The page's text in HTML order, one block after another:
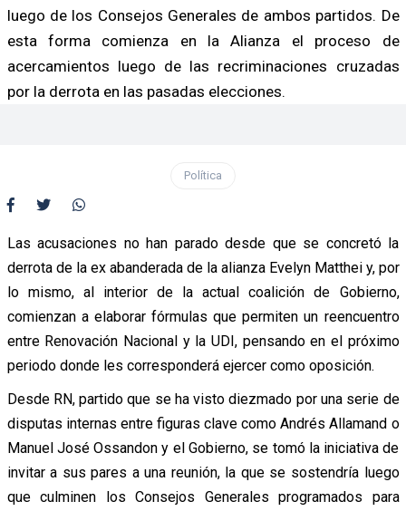
luego de los Consejos Generales de ambos partidos. De
esta forma comienza en la Alianza el proceso de
acercamientos luego de las recriminaciones cruzadas
por la derrota en las pasadas elecciones.
Política
Las acusaciones no han parado desde que se concretó la
derrota de la ex abanderada de la alianza Evelyn Matthei y, por
lo mismo, al interior de la actual coalición de Gobierno,
comienzan a elaborar fórmulas que permiten un reencuentro
entre Renovación Nacional y la UDI, pensando en el próximo
periodo donde les corresponderá ejercer como oposición.
Desde RN, partido que se ha visto diezmado por una serie de
disputas internas entre figuras clave como Andrés Allamand o
Manuel José Ossandon y el Gobierno, se tomó la iniciativa de
invitar a sus pares a una reunión, la que se sostendría luego
que culminen los Consejos Generales programados para